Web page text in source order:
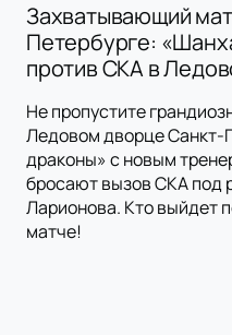
Захватывающий
Петербурге:
против СКА в
Не пропустите
Ледовом дворце Санкт-
драконы» с новым
бросают вызов СКА под
Ларионова. Кто выйдет
матче!